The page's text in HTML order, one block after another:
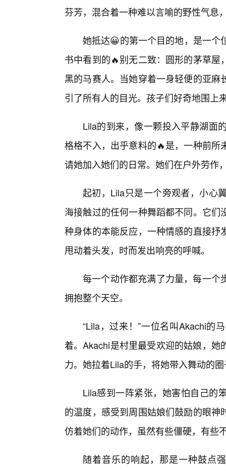
芬芳，混合着一种难以言喻的野性气息
她抵达😀的第一个目的地，是一个
书中看到的🔥别无二致：圆形的茅草
黑的马赛人。当她穿着一身轻便的亚
引了所有人的目光。孩子们好奇地围上
Lila的到来，像一颗投入平静湖面
格格不入，出乎意料的🔥是，一种前
请她加入她们的日常。她们在户外劳作
起初，Lila只是一个旁观者，小心
海接触过的任何一种舞蹈都不同。它
种身体的本能反应，一种情感的直接
甩动着头发，时而发出响亮的呼喊。
每一个动作都充满了力量，每一个
拥抱整个天空。
“Lila，过来！”一位名叫Akachi的
着。Akachi是村里最受欢迎的姑娘，
力。她拉着Lila的手，将她带入舞动的
Lila感到一阵紧张，她害怕自己的
的温度，感受到周围姑娘们鼓励的眼
仿着她们的动作，虽然有些僵硬，有些
随着音乐的响起，那是一种鼓点